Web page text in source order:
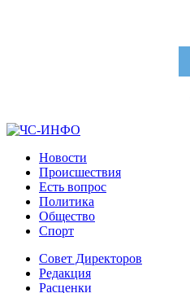
Новости
Происшествия
Есть вопрос
Политика
Общество
Спорт
Совет Директоров
Редакция
Расценки